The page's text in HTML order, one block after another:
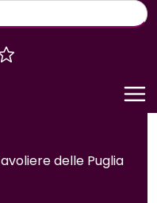
delle Puglia